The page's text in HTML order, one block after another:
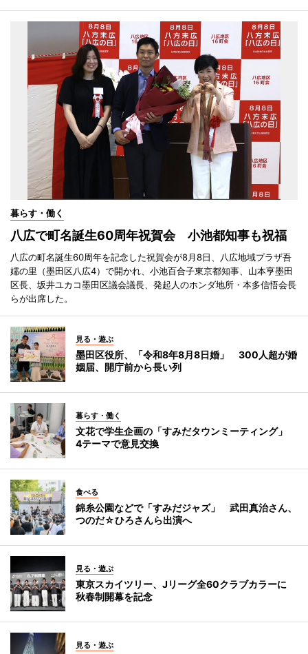
暮らす・働く
八広で町名誕生60周年祝賀会 小池都知事も祝福
八広の町名誕生60周年を記念した祝賀会が8月8日、八広地域プラザ吾
嬬の里（墨田区八広4）で開かれ、小池百合子東京都知事、山本亨墨田
区長、坂井ユカコ墨田区議会議長、発起人のホンダ地所・本多信悟会長
らが出席した。
見る・遊ぶ
墨田区役所、「令和8年8月8日婚」 300人超が婚
姻届、開庁前から長い列
暮らす・働く
文花で学生企画の「すみだタウンミーティング」
4テーマで意見交換
食べる
錦糸公園などで「すみだジャズ」 武田真治さん、
つのだ☆ひろさんら出演へ
見る・遊ぶ
東京スカイツリー、Jリーグ全60クラブカラーに
秋春制開幕を記念
見る・遊ぶ